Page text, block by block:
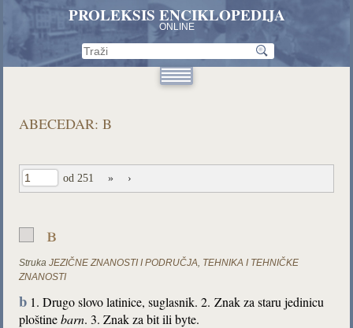
PROLEKSIS ENCIKLOPEDIJA
ONLINE
ABECEDAR: B
od 251 » ›
b
Struka JEZIČNE ZNANOSTI I PODRUČJA, TEHNIKA I TEHNIČKE
ZNANOSTI
b 1. Drugo slovo latinice, suglasnik. 2. Znak za staru jedinicu
ploštinebarn. 3. Znak za bit ili byte.